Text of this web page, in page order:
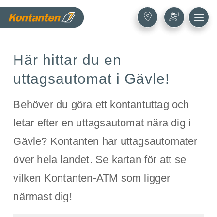
Här hittar du en
uttagsautomat i Gävle!
Behöver du göra ett kontantuttag och
letar efter en uttagsautomat nära dig i
Gävle? Kontanten har uttagsautomater
över hela landet. Se kartan för att se
vilken Kontanten-ATM som ligger
närmast dig!